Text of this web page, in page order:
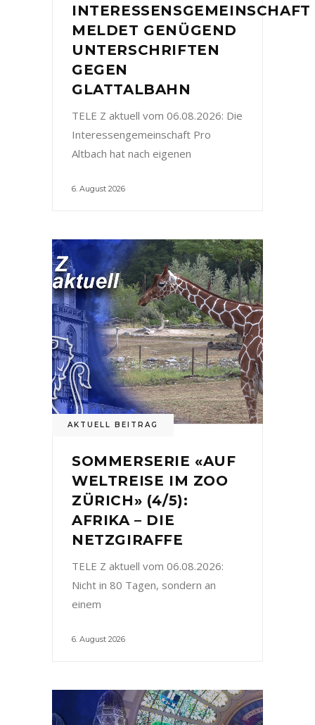
INTERESSENSGEMEINSCHAFT
MELDET GENÜGEND
UNTERSCHRIFTEN
GEGEN
GLATTALBAHN
TELE Z aktuell vom 06.08.2026: Die
Interessengemeinschaft Pro
Altbach hat nach eigenen
6. August 2026
AKTUELL BEITRAG
SOMMERSERIE «AUF
WELTREISE IM ZOO
ZÜRICH» (4/5):
AFRIKA – DIE
NETZGIRAFFE
TELE Z aktuell vom 06.08.2026:
Nicht in 80 Tagen, sondern an
einem
6. August 2026